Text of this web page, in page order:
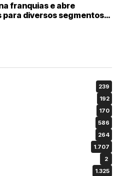
franquias e abre
para diversos segmentos
239
192
170
586
264
1.707
2
1.325